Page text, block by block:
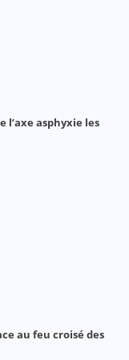
l’axe asphyxie les
au feu croisé des